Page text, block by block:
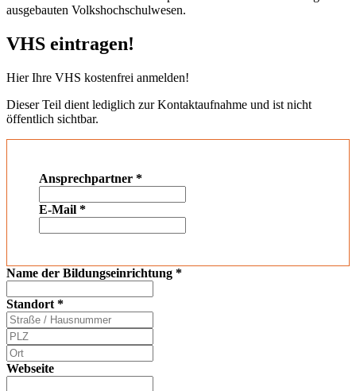
ausgebauten Volkshochschulwesen.
VHS eintragen!
Hier Ihre VHS kostenfrei anmelden!
Dieser Teil dient lediglich zur Kontaktaufnahme und ist nicht
öffentlich sichtbar.
Ansprechpartner *
E-Mail *
Name der Bildungseinrichtung *
Standort *
Webseite